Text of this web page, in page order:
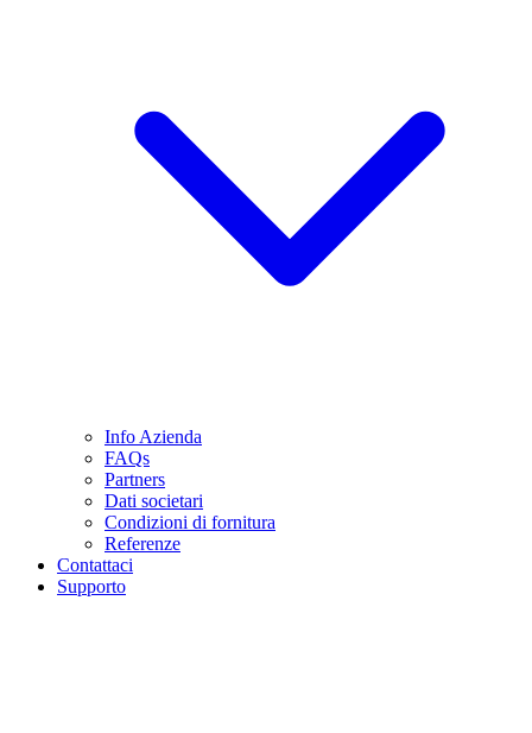
Info Azienda
FAQs
Partners
Dati societari
Condizioni di fornitura
Referenze
Contattaci
Supporto